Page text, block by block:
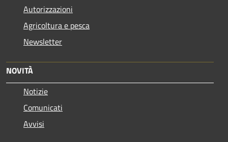
Autorizzazioni
Agricoltura e pesca
Newsletter
NOVITÀ
Notizie
Comunicati
Avvisi